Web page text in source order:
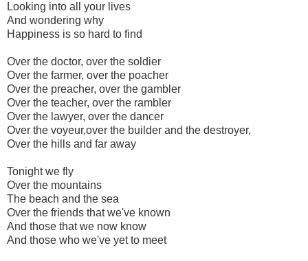
Looking into all your lives
And wondering why
Happiness is so hard to find
Over the doctor, over the soldier
Over the farmer, over the poacher
Over the preacher, over the gambler
Over the teacher, over the rambler
Over the lawyer, over the dancer
Over the voyeur,over the builder and the destroyer,
Over the hills and far away
Tonight we fly
Over the mountains
The beach and the sea
Over the friends that we've known
And those that we now know
And those who we've yet to meet